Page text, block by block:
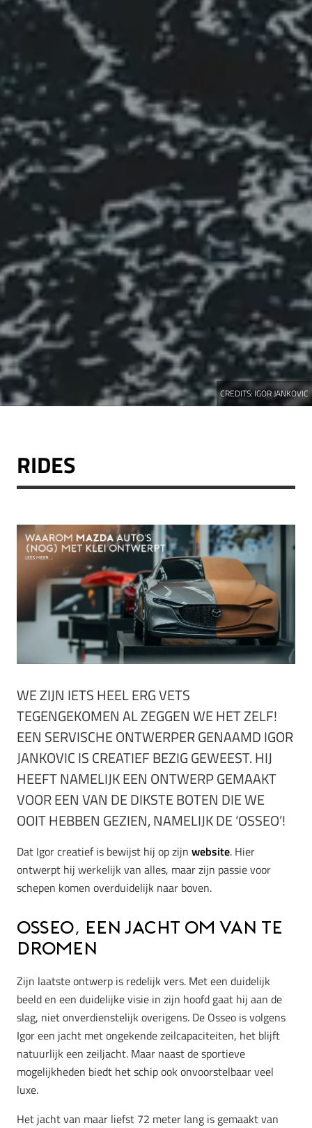
CREDITS:IGOR JANKOVIC
RIDES
WE ZIJN IETS HEEL ERG VETS
TEGENGEKOMEN AL ZEGGEN WE HET ZELF!
EEN SERVISCHE ONTWERPER GENAAMD IGOR
JANKOVIC IS CREATIEF BEZIG GEWEEST. HIJ
HEEFT NAMELIJK EEN ONTWERP GEMAAKT
VOOR EEN VAN DE DIKSTE BOTEN DIE WE
OOIT HEBBEN GEZIEN, NAMELIJK DE ‘OSSEO’!
Dat Igor creatief is bewijst hij op zijn website. Hier
ontwerpt hij werkelijk van alles, maar zijn passie voor
schepen komen overduidelijk naar boven.
Osseo, een jacht om van te
dromen
Zijn laatste ontwerp is redelijk vers. Met een duidelijk
beeld en een duidelijke visie in zijn hoofd gaat hij aan de
slag, niet onverdienstelijk overigens. De Osseo is volgens
Igor een jacht met ongekende zeilcapaciteiten, het blijft
natuurlijk een zeiljacht. Maar naast de sportieve
mogelijkheden biedt het schip ook onvoorstelbaar veel
luxe.
Het jacht van maar liefst 72 meter lang is gemaakt van